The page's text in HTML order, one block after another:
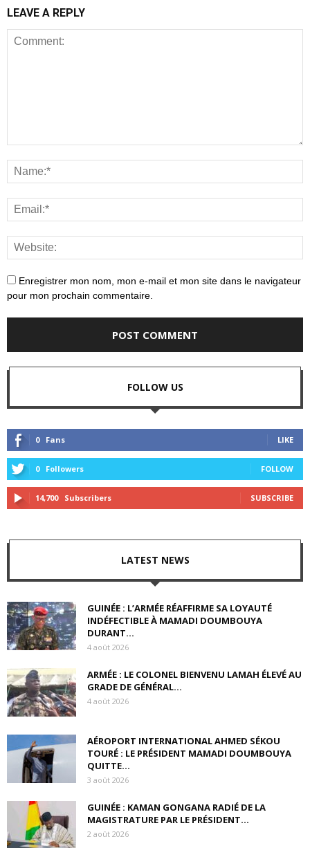
LEAVE A REPLY
Enregistrer mon nom, mon e-mail et mon site dans le navigateur
pour mon prochain commentaire.
FOLLOW US
0 Fans LIKE
0 Followers FOLLOW
14,700 Subscribers SUBSCRIBE
LATEST NEWS
GUINÉE : L’ARMÉE RÉAFFIRME SA LOYAUTÉ
INDÉFECTIBLE À MAMADI DOUMBOUYA
DURANT...
4 août 2026
ARMÉE : LE COLONEL BIENVENU LAMAH ÉLEVÉ AU
GRADE DE GÉNÉRAL...
4 août 2026
AÉROPORT INTERNATIONAL AHMED SÉKOU
TOURÉ : LE PRÉSIDENT MAMADI DOUMBOUYA
QUITTE...
3 août 2026
GUINÉE : KAMAN GONGANA RADIÉ DE LA
MAGISTRATURE PAR LE PRÉSIDENT...
2 août 2026